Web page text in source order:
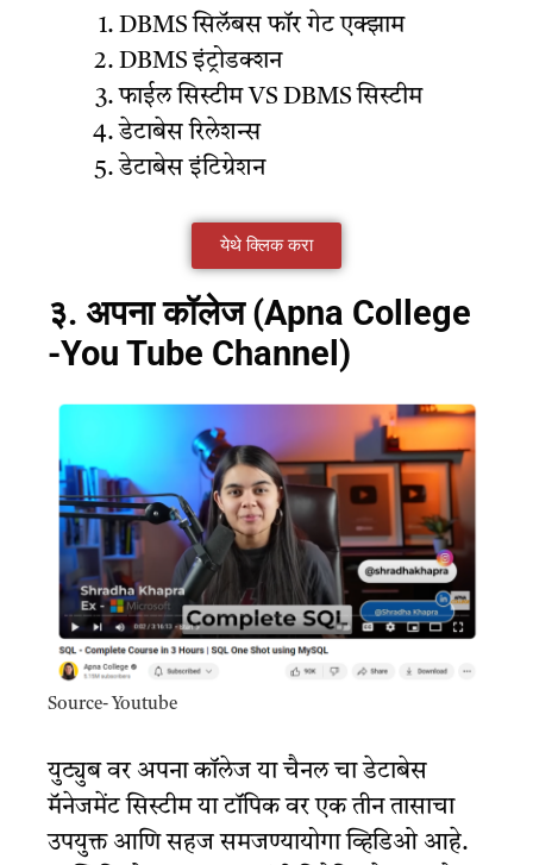
DBMS सिलॅबस फॉर गेट एक्झाम
DBMS इंट्रोडक्शन
फाईल सिस्टीम VS DBMS सिस्टीम
डेटाबेस रिलेशन्स
डेटाबेस इंटिग्रेशन
येथे क्लिक करा
३. अपना कॉलेज (Apna College
-You Tube Channel)
Source- Youtube
युट्युब वर अपना कॉलेज या चैनल चा डेटाबेस
मॅनेजमेंट सिस्टीम या टॉपिक वर एक तीन तासाचा
उपयुक्त आणि सहज समजण्यायोगा व्हिडिओ आहे.